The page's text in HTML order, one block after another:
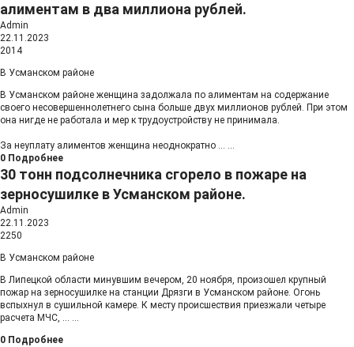
алиментам в два миллиона рублей.
Admin
22.11.2023
2014
В Усманском районе
В Усманском районе женщина задолжала по алиментам на содержание
своего несовершеннолетнего сына больше двух миллионов рублей. При этом
она нигде не работала и мер к трудоустройству не принимала.
За неуплату алиментов женщина неоднократно ... ...
0 Подробнее
30 тонн подсолнечника сгорело в пожаре на
зерносушилке в Усманском районе.
Admin
22.11.2023
2250
В Усманском районе
В Липецкой области минувшим вечером, 20 ноября, произошел крупный
пожар на зерносушилке на станции Дрязги в Усманском районе. Огонь
вспыхнул в сушильной камере. К месту происшествия приезжали четыре
расчета МЧС, ... ...
0 Подробнее